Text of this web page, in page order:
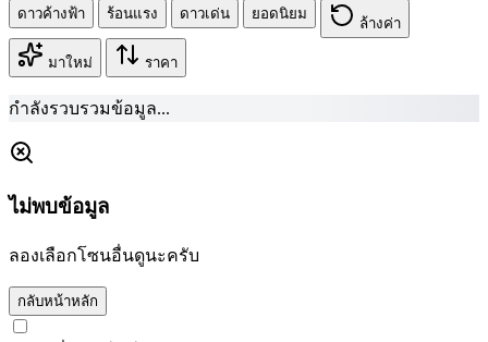
ดาวค้างฟ้า
ร้อนแรง ดาวเด่น ยอดนิยม
ล้างค่า
มาใหม่ ราคา
กำลังรวบรวมข้อมูล...
ไม่พบข้อมูล
ลองเลือกโซนอื่นดูนะครับ
กลับหน้าหลัก